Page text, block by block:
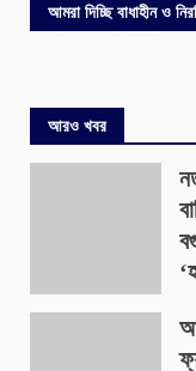
আমরা দিচ্ছি বাধাহীন ও
আরও খবর